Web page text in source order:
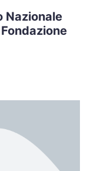
Nazionale